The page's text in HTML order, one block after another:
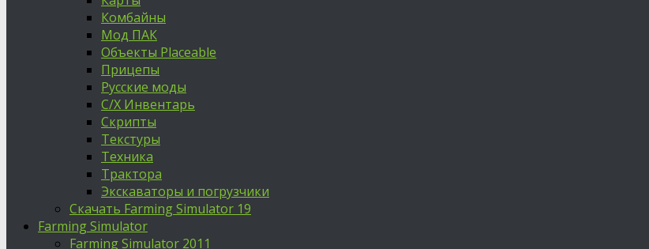
Комбайны
Мод ПАК
Объекты Placeable
Прицепы
Русские моды
С/Х Инвентарь
Скрипты
Текстуры
Техника
Трактора
Экскаваторы и погрузчики
Скачать Farming Simulator 19
Farming Simulator
Farming Simulator 2011